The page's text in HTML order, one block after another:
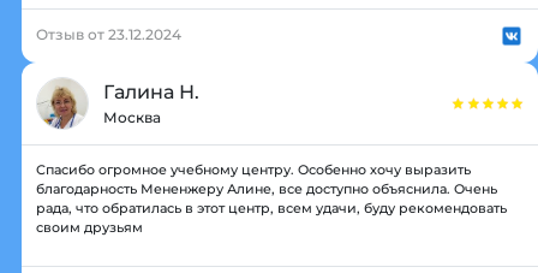
Отзыв от 23.12.2024
Галина Н.
Москва
Спасибо огромное учебному центру. Особенно хочу выразить
благодарность Мененжеру Алине, все доступно объяснила. Очень
рада, что обратилась в этот центр, всем удачи, буду рекомендовать
своим друзьям